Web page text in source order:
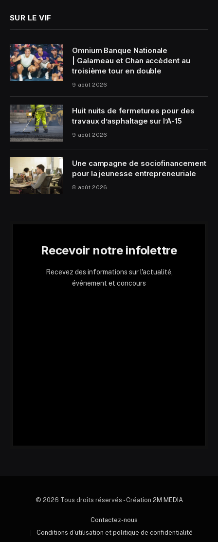
SUR LE VIF
Omnium Banque Nationale
| Galarneau et Chan accèdent au
troisième tour en double
9 août 2026
Huit nuits de fermetures pour des
travaux d’asphaltage sur l’A-15
9 août 2026
Une campagne de sociofinancement
pour la jeunesse entrepreneuriale
8 août 2026
Recevoir notre infolettre
Recevez des informations sur l'actualité,
événement et concours
© 2026 Tous droits réservés - Création 2M MEDIA
Contactez-nous
Conditions d’utilisation et politique de confidentialité